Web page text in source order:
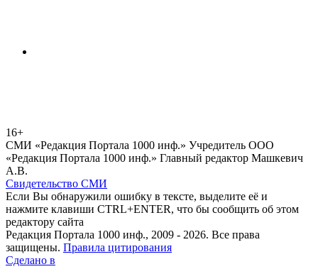
16+
СМИ «Редакция Портала 1000 инф.» Учредитель ООО
«Редакция Портала 1000 инф.» Главный редактор Машкевич
А.В.
Свидетельство СМИ
Если Вы обнаружили ошибку в тексте, выделите её и
нажмите клавиши CTRL+ENTER, что бы сообщить об этом
редактору сайта
Редакция Портала 1000 инф., 2009 - 2026. Все права
защищены. Правила цитирования
Сделано в